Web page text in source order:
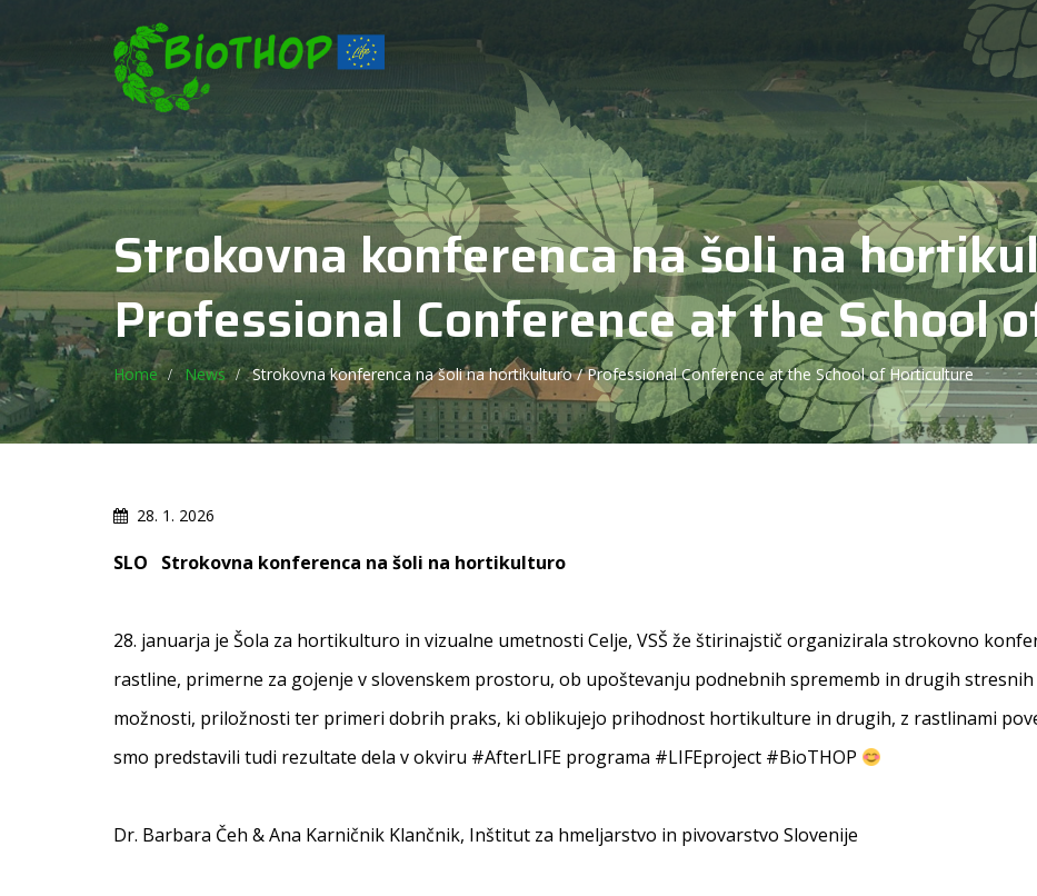
Strokovna konferenca na šoli na
Professional Conference at the School
Home News Strokovna konferenca na šoli na hortikulturo / Professional Conference at the School of Horticulture
28. 1. 2026
SLO Strokovna konferenca na šoli na hortikulturo
28. januarja je Šola za hortikulturo in vizualne umetnosti Celje, VSŠ že štirinajstič organizirala strokovno
rastline, primerne za gojenje v slovenskem prostoru, ob upoštevanju podnebnih sprememb in drugih stresnih
možnosti, priložnosti ter primeri dobrih praks, ki oblikujejo prihodnost hortikulture in drugih, z rastlinami
smo predstavili tudi rezultate dela v okviru #AfterLIFE programa #LIFEproject #BioTHOP
Dr. Barbara Čeh & Ana Karničnik Klančnik, Inštitut za hmeljarstvo in pivovarstvo Slovenije